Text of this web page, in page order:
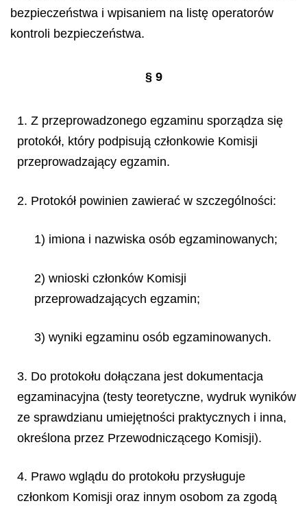
bezpieczeństwa i wpisaniem na listę operatorów
kontroli bezpieczeństwa.
§ 9
1. Z przeprowadzonego egzaminu sporządza się
protokół, który podpisują członkowie Komisji
przeprowadzający egzamin.
2. Protokół powinien zawierać w szczególności:
1) imiona i nazwiska osób egzaminowanych;
2) wnioski członków Komisji
przeprowadzających egzamin;
3) wyniki egzaminu osób egzaminowanych.
3. Do protokołu dołączana jest dokumentacja
egzaminacyjna (testy teoretyczne, wydruk wyników
ze sprawdzianu umiejętności praktycznych i inna,
określona przez Przewodniczącego Komisji).
4. Prawo wglądu do protokołu przysługuje
członkom Komisji oraz innym osobom za zgodą